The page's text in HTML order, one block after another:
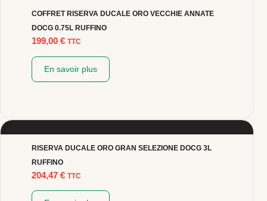
COFFRET RISERVA DUCALE ORO VECCHIE ANNATE
DOCG 0.75L RUFFINO
199,00 € TTC
En savoir plus
RISERVA DUCALE ORO GRAN SELEZIONE DOCG 3L
RUFFINO
204,47 € TTC